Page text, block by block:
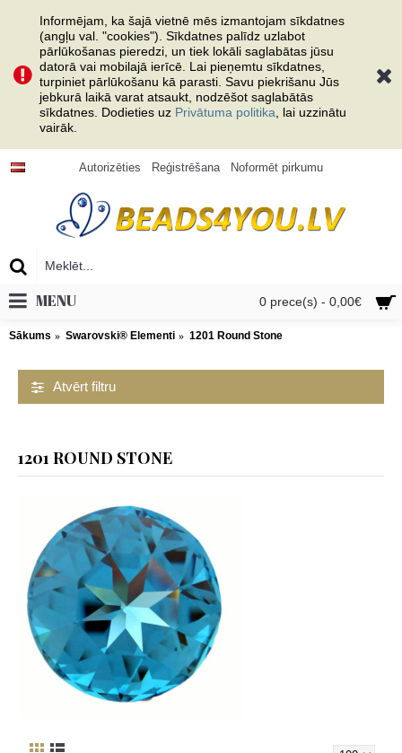
Informējam, ka šajā vietnē mēs izmantojam sīkdatnes
(angļu val. "cookies"). Sīkdatnes palīdz uzlabot
pārlūkošanas pieredzi, un tiek lokāli saglabātas jūsu
datorā vai mobilajā ierīcē. Lai pieņemtu sīkdatnes,
turpiniet pārlūkošanu kā parasti. Savu piekrišanu Jūs
jebkurā laikā varat atsaukt, nodzēšot saglabātās
sīkdatnes. Dodieties uz Privātuma politika , lai uzzinātu
vairāk.
Autorizēties Reģistrēšana Noformēt pirkumu
0 prece(s) - 0,00€
MENU
Sākums Swarovski® Elementi 1201 Round Stone
Atvērt filtru
1201 ROUND STONE